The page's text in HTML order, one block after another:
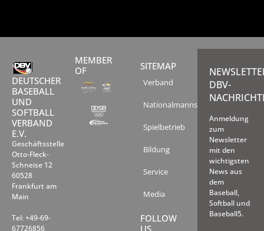
DEUTSCHER
BASEBALL
UND
SOFTBALL
VERBAND
E.V.
Geschäftsstelle
Otto-Fleck-
Schneise 12
60528
Frankfurt am
Main
Tel: +49-69-
67726856
MEMBER
OF
SITEMAP
Verband
Nationalmannschaften
Spielbetrieb
Bildung
Service
Media
FOLLOW
DBV-
Anmeldung
zum
Newsletter
mit den
wichtigsten
News aus
dem
Baseball,
Softball und
Baseball5.